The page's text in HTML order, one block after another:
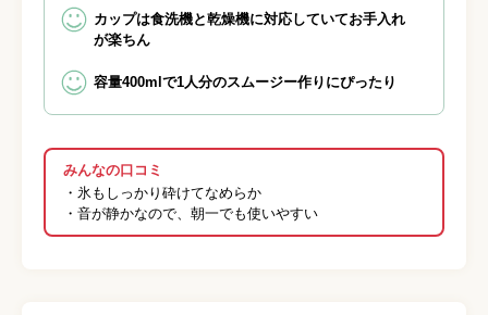
カップは食洗機と乾燥機に対応していてお手入れ
が楽ちん
容量400mlで1人分のスムージー作りにぴったり
みんなの口コミ
・氷もしっかり砕けてなめらか
・音が静かなので、朝一でも使いやすい